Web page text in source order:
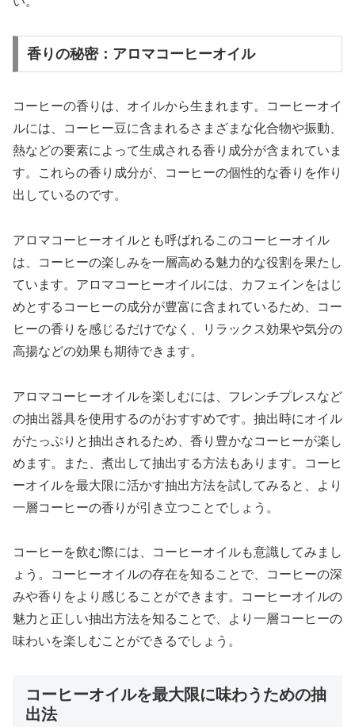
香りの秘密：アロマコーヒーオイル
コーヒーの香りは、オイルから生まれます。コーヒーオイ
ルには、コーヒー豆に含まれるさまざまな化合物や振動、
熱などの要素によって生成される香り成分が含まれていま
す。これらの香り成分が、コーヒーの個性的な香りを作り
出しているのです。
アロマコーヒーオイルとも呼ばれるこのコーヒーオイル
は、コーヒーの楽しみを一層高める魅力的な役割を果たし
ています。アロマコーヒーオイルには、カフェインをはじ
めとするコーヒーの成分が豊富に含まれているため、コー
ヒーの香りを感じるだけでなく、リラックス効果や気分の
高揚などの効果も期待できます。
アロマコーヒーオイルを楽しむには、フレンチプレスなど
の抽出器具を使用するのがおすすめです。抽出時にオイル
がたっぷりと抽出されるため、香り豊かなコーヒーが楽し
めます。また、煮出して抽出する方法もあります。コーヒ
ーオイルを最大限に活かす抽出方法を試してみると、より
一層コーヒーの香りが引き立つことでしょう。
コーヒーを飲む際には、コーヒーオイルも意識してみまし
ょう。コーヒーオイルの存在を知ることで、コーヒーの深
みや香りをより感じることができます。コーヒーオイルの
魅力と正しい抽出方法を知ることで、より一層コーヒーの
味わいを楽しむことができるでしょう。
コーヒーオイルを最大限に味わうための抽
出法